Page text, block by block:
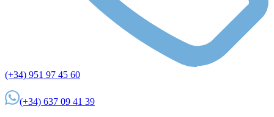
(+34) 951 97 45 60
(+34) 637 09 41 39